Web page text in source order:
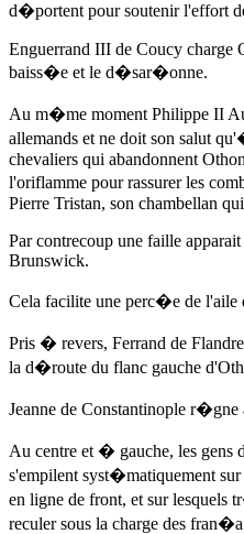
d�portent pour soutenir l'effort
Enguerrand III de Coucy charge
baiss�e et le d�sar�onne.
Au m�me moment Philippe II
allemands et ne doit son salut
chevaliers qui abandonnent
l'oriflamme pour rassurer les
Pierre Tristan, son chambellan
Par contrecoup une faille
Brunswick.
Cela facilite une perc�e de
Pris � revers, Ferrand de
la d�route du flanc gauche
Jeanne de Constantinople r�gne
Au centre et � gauche, les gens
s'empilent syst�matiquement
en ligne de front, et sur lesquels
reculer sous la charge des